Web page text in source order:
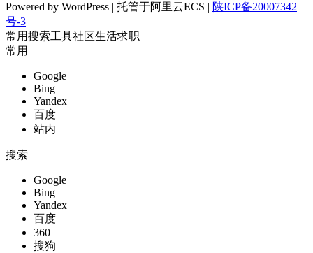
Powered by WordPress | 托管于阿里云ECS | 陕ICP备20007342
号-3
常用搜索工具社区生活求职
常用
Google
Bing
Yandex
百度
站内
搜索
Google
Bing
Yandex
百度
360
搜狗